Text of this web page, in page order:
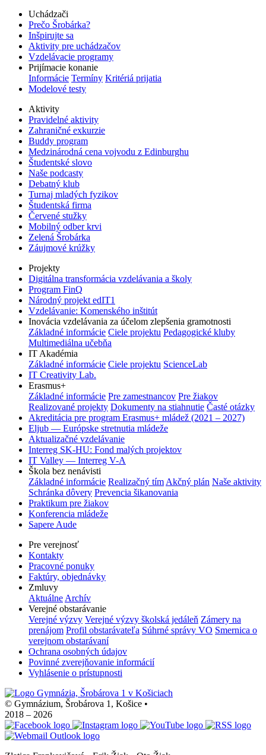
Uchádzači
Prečo Šrobárka?
Inšpirujte sa
Aktivity pre uchádzačov
Vzdelávacie programy
Prijímacie konanie
Informácie Termíny Kritériá prijatia
Modelové testy
Aktivity
Pravidelné aktivity
Zahraničné exkurzie
Buddy program
Medzinárodná cena vojvodu z Edinburghu
Študentské slovo
Naše podcasty
Debatný klub
Turnaj mladých fyzikov
Študentská firma
Červené stužky
Mobilný odber krvi
Zelená Šrobárka
Záujmové krúžky
Projekty
Digitálna transformácia vzdelávania a školy
Program FinQ
Národný projekt edIT1
Vzdelávanie: Komenského inštitút
Inovácia vzdelávania za účelom zlepšenia gramotnosti
Základné informácie Ciele projektu Pedagogické kluby
Multimediálna učebňa
IT Akadémia
Základné informácie Ciele projektu ScienceLab
IT Creativity Lab.
Erasmus+
Základné informácie Pre zamestnancov Pre žiakov
Realizované projekty Dokumenty na stiahnutie Časté otázky
Akreditácia pre program Erasmus+ mládež (2021 – 2027)
Eljub — Európske stretnutia mládeže
Aktualizačné vzdelávanie
Interreg SK-HU: Fond malých projektov
IT Valley — Interreg V-A
Škola bez nenávisti
Základné informácie Realizačný tím Akčný plán Naše aktivity
Schránka dôvery Prevencia šikanovania
Praktikum pre žiakov
Konferencia mládeže
Sapere Aude
Pre verejnosť
Kontakty
Pracovné ponuky
Faktúry, objednávky
Zmluvy
Aktuálne Archív
Verejné obstarávanie
Verejné výzvy Verejné výzvy školská jedáleň Zámery na
prenájom Profil obstarávateľa Súhrné správy VO Smernica o
verejnom obstarávaní
Ochrana osobných údajov
Povinné zverejňovanie informácií
Vyhlásenie o prístupnosti
© Gymnázium, Šrobárova 1, Košice •
2018 – 2026